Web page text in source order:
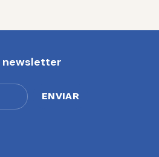
newsletter